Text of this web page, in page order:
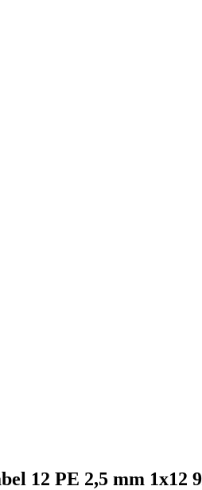
12 PE 2,5 mm 1x12